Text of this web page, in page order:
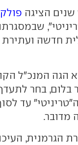
הציגה
חדשה
הגה המנכ"ל
בלום, בחר
מדובר.
הגרמנית,